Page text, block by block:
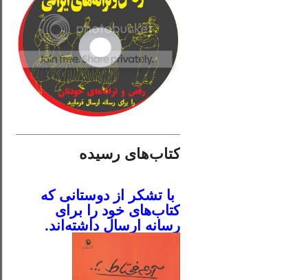
کتاب‌های رسیده
با تشکر از دوستانی که
کتاب‌های خود را برای
رسانه ارسال داشته‌اند.